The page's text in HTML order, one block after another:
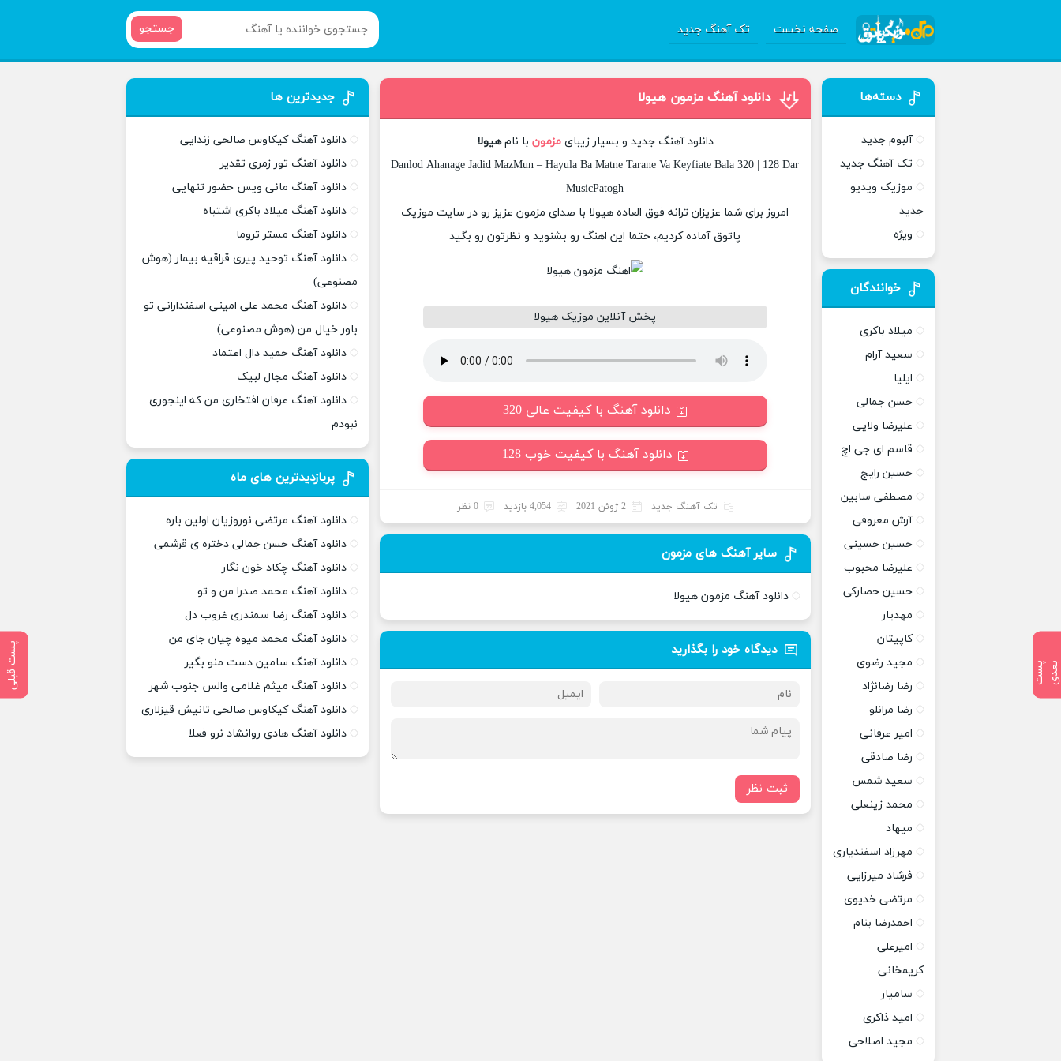
صفحه نخست تک آهنگ جدید جستجو
پ
س
ت
ب
ع
د ی پست قبلی
دانلود آهنگ مزمون هیولا
دانلود آهنگ جدید و بسیار زیبایمزمون با نامهیولا
Danlod Ahanage Jadid MazMun – Hayula Ba Matne Tarane Va Keyfiate Bala 320 | 128 Dar
MusicPatogh
امروز برای شما عزیزان ترانه فوق العاده هیولا با صدای مزمون عزیز رو در سایت موزیک
پاتوق آماده کردیم، حتما این اهنگ رو بشنوید و نظرتون رو بگید
پخش آنلاین موزیک هیولا
دانلود آهنگ با کیفیت عالی 320
دانلود آهنگ با کیفیت خوب 128
تک آهنگ جدید 2 ژوئن 2021 4,054 بازدید 0 نظر
سایر آهنگ های مزمون
دانلود آهنگ مزمون هیولا
دیدگاه خود را بگذارید
ثبت نظر
دسته‌ها
آلبوم جدید
تک آهنگ جدید
موزیک ویدیو
جدید
ویژه
خوانندگان
میلاد باکری
سعید آرام
ایلیا
حسن جمالی
علیرضا ولایی
قاسم ای جی اچ
حسین رایج
مصطفی سابین
آرش معروفی
حسین حسینی
علیرضا محبوب
حسین حصارکی
مهدیار
کاپیتان
مجید رضوی
رضا رضانژاد
رضا مرانلو
امیر عرفانی
رضا صادقی
سعید شمس
محمد زینعلی
میهاد
مهرزاد اسفندیاری
فرشاد میرزایی
مرتضی خدیوی
احمدرضا بنام
امیرعلی
کریمخانی
سامیار
امید ذاکری
مجید اصلاحی
جدیدترین ها
دانلود آهنگ کیکاوس صالحی زندایی
دانلود آهنگ تور زمری تقدیر
دانلود آهنگ مانی ویس حضور تنهایی
دانلود آهنگ میلاد باکری اشتباه
دانلود آهنگ مستر تروما
دانلود آهنگ توحید پیری قراقیه بیمار (هوش
مصنوعی)
دانلود آهنگ محمد علی امینی اسفندارانی تو
باور خیال من (هوش مصنوعی)
دانلود آهنگ حمید دال اعتماد
دانلود آهنگ مجال لبیک
دانلود آهنگ عرفان افتخاری من که اینجوری
نبودم
پربازدیدترین های ماه
دانلود آهنگ مرتضی نوروزیان اولین باره
دانلود آهنگ حسن جمالی دختره ی قرشمی
دانلود آهنگ چکاد خون نگار
دانلود آهنگ محمد صدرا من و تو
دانلود آهنگ رضا سمندری غروب دل
دانلود آهنگ محمد میوه چیان جای من
دانلود آهنگ سامین دست منو بگیر
دانلود آهنگ میثم غلامی والس جنوب شهر
دانلود آهنگ کیکاوس صالحی تانیش قیزلاری
دانلود آهنگ هادی روانشاد نرو فعلا